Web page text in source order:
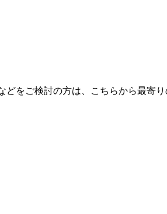
をご検討の方は、こちらから最寄り